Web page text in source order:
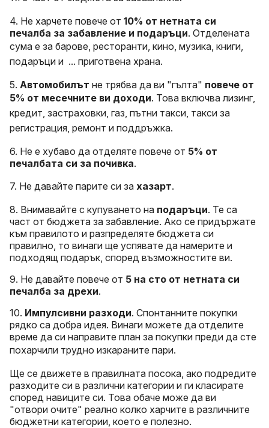
4. Не харчете повече от 10% от нетната си
печалба за забавление и подаръци. Отделената
сума е за барове, ресторанти, кино, музика, книги,
подаръци и ... приготвена храна.
5. Автомобилът не трябва да ви "гълта" повече от
5% от месечните ви доходи. Това включва лизинг,
кредит, застраховки, газ, пътни такси, такси за
регистрация, ремонт и поддръжка.
6. Не е хубаво да отделяте повече от 5% от
печалбата си за почивка.
7. Не давайте парите си за хазарт.
8. Внимавайте с купуването на подаръци. Те са
част от бюджета за забавление. Ако се придържате
към правилото и разпределяте бюджета си
правилно, то винаги ще успявате да намерите и
подходящ подарък, според възможностите ви.
9. Не давайте повече от 5 на сто от нетната си
печалба за дрехи.
10. Импулсивни разходи. Спонтанните покупки
рядко са добра идея. Винаги можете да отделите
време да си направите план за покупки преди да сте
похарчили трудно изкараните пари.
Ще се движете в правилната посока, ако подредите
разходите си в различни категории и ги класирате
според навиците си. Това обаче може да ви
"отвори очите" реално колко харчите в различните
бюджетни категории, което е полезно.